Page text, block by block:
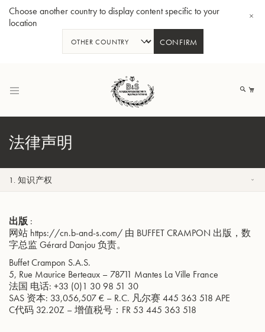
Choose another country to display content specific to your
location
CONFIRM
Bb 小号3137 - 镀银
法律声明
1. 知识产权
出版 :
网站 https://cn.b-and-s.com/ 由 BUFFET CRAMPON 出版，数
字总监 Gérard Danjou 负责。
Buffet Crampon S.A.S.
5, Rue Maurice Berteaux – 78711 Mantes La Ville France
法国 电话: +33 (0)1 30 98 51 30
SAS 资本: 33,056,507 € – R.C. 凡尔赛 445 363 518 APE
C代码 32.20Z – 增值税号：FR 53 445 363 518